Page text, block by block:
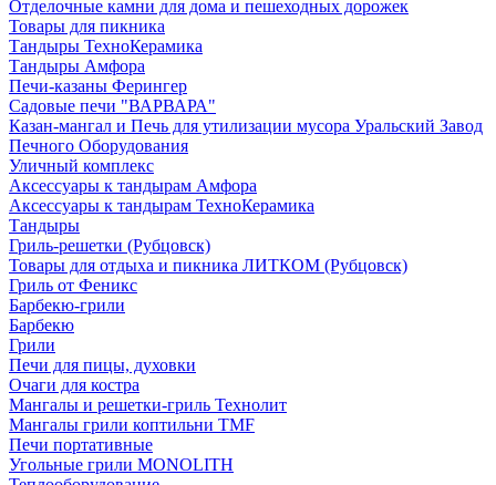
Отделочные камни для дома и пешеходных дорожек
Товары для пикника
Тандыры ТехноКерамика
Тандыры Амфора
Печи-казаны Ферингер
Садовые печи "ВАРВАРА"
Казан-мангал и Печь для утилизации мусора Уральский Завод
Печного Оборудования
Уличный комплекс
Аксессуары к тандырам Амфора
Аксессуары к тандырам ТехноКерамика
Тандыры
Гриль-решетки (Рубцовск)
Товары для отдыха и пикника ЛИТКОМ (Рубцовск)
Гриль от Феникс
Барбекю-грили
Барбекю
Грили
Печи для пицы, духовки
Очаги для костра
Мангалы и решетки-гриль Технолит
Мангалы грили коптильни TMF
Печи портативные
Угольные грили MONOLITH